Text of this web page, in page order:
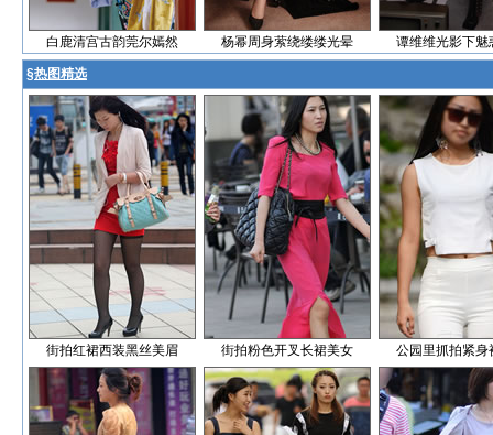
白鹿清宫古韵莞尔嫣然 杨幂周身萦绕缕缕光晕 谭维维光影下魅
§热图精选
街拍红裙西装黑丝美眉 街拍粉色开叉长裙美女 公园里抓拍紧身